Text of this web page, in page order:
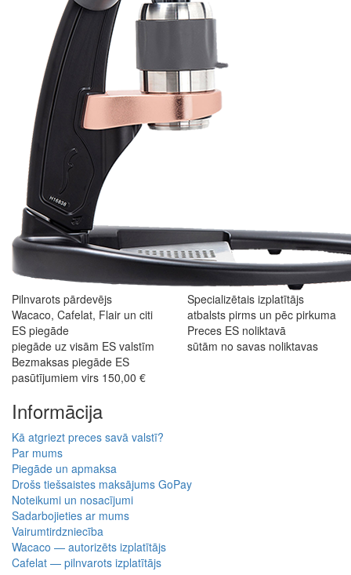
Pilnvarots pārdevējs
Wacaco, Cafelat, Flair un citi
Specializētais izplatītājs
atbalsts pirms un pēc pirkuma
ES piegāde
piegāde uz visām ES valstīm
Preces ES noliktavā
sūtām no savas noliktavas
Bezmaksas piegāde ES
pasūtījumiem virs 150,00 €
Informācija
Kā atgriezt preces savā valstī?
Par mums
Piegāde un apmaksa
Drošs tiešsaistes maksājums GoPay
Noteikumi un nosacījumi
Sadarbojieties ar mums
Vairumtirdzniecība
Wacaco — autorizēts izplatītājs
Cafelat — pilnvarots izplatītājs